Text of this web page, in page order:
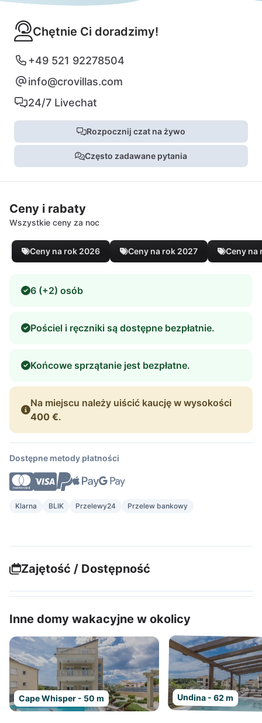
Chętnie Ci doradzimy!
+49 521 92278504
info@crovillas.com
24/7 Livechat
Rozpocznij czat na żywo
Często zadawane pytania
Ceny i rabaty
Wszystkie ceny za noc
Ceny na rok 2026 Ceny na rok 2027 Ceny na
6 (+2) osób
Pościel i ręczniki są dostępne bezpłatnie.
Końcowe sprzątanie jest bezpłatne.
Na miejscu należy uiścić kaucję w wysokości
400 €.
Dostępne metody płatności
Klarna BLIK Przelewy24 Przelew bankowy
Zajętość / Dostępność
Inne domy wakacyjne w okolicy
Cape Whisper - 50 m Undina - 62 m